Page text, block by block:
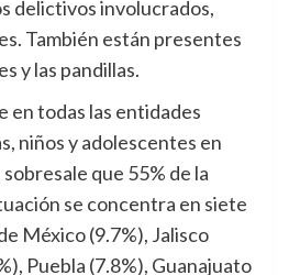
delictivos involucrados,
También están presentes
y las pandillas.
en todas las entidades
niños y adolescentes en
que 55% de la
se concentra en siete
México (9.7%), Jalisco
Puebla (7.8%), Guanajuato